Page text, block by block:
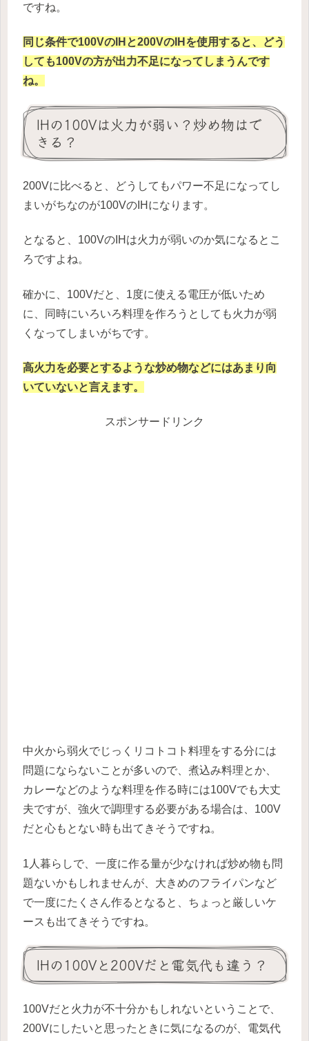
ですね。
同じ条件で100VのIHと200VのIHを使用すると、どう
しても100Vの方が出力不足になってしまうんです
ね。
IHの100Vは火力が弱い？炒め物はで
きる？
200Vに比べると、どうしてもパワー不足になってし
まいがちなのが100VのIHになります。
となると、100VのIHは火力が弱いのか気になるとこ
ろですよね。
確かに、100Vだと、1度に使える電圧が低いため
に、同時にいろいろ料理を作ろうとしても火力が弱
くなってしまいがちです。
高火力を必要とするような炒め物などにはあまり向
いていないと言えます。
スポンサードリンク
中火から弱火でじっくリコトコト料理をする分には
問題にならないことが多いので、煮込み料理とか、
カレーなどのような料理を作る時には100Vでも大丈
夫ですが、強火で調理する必要がある場合は、100V
だと心もとない時も出てきそうですね。
1人暮らしで、一度に作る量が少なければ炒め物も問
題ないかもしれませんが、大きめのフライパンなど
で一度にたくさん作るとなると、ちょっと厳しいケ
ースも出てきそうですね。
IHの100Vと200Vだと電気代も違う？
100Vだと火力が不十分かもしれないということで、
200Vにしたいと思ったときに気になるのが、電気代